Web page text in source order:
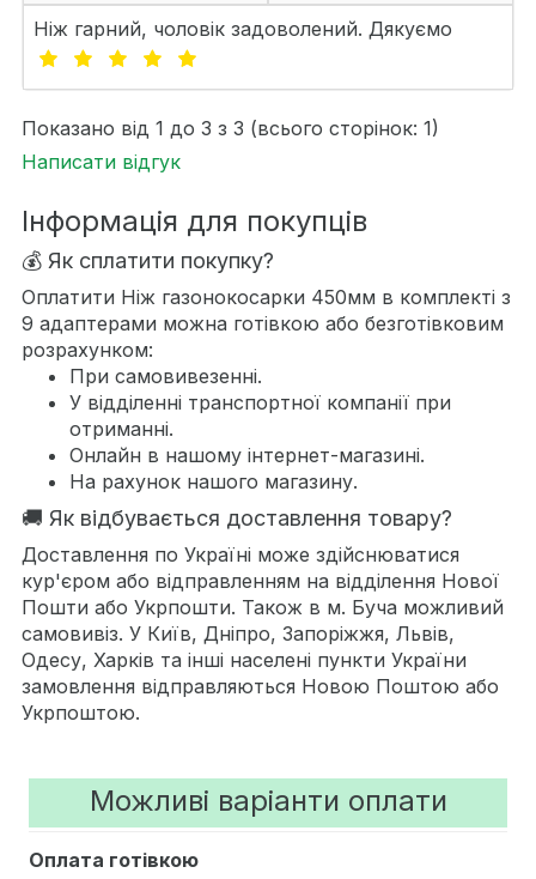
Ніж гарний, чоловік задоволений. Дякуємо
Показано від 1 до 3 з 3 (всього сторінок: 1)
Написати відгук
Інформація для покупців
💰 Як сплатити покупку?
Оплатити Ніж газонокосарки 450мм в комплекті з
9 адаптерами можна готівкою або безготівковим
розрахунком:
При самовивезенні.
У відділенні транспортної компанії при
отриманні.
Онлайн в нашому інтернет-магазині.
На рахунок нашого магазину.
🚚 Як відбувається доставлення товару?
Доставлення по Україні може здійснюватися
кур'єром або відправленням на відділення Нової
Пошти або Укрпошти. Також в м. Буча можливий
самовивіз. У Київ, Дніпро, Запоріжжя, Львів,
Одесу, Харків та інші населені пункти України
замовлення відправляються Новою Поштою або
Укрпоштою.
Можливі варіанти оплати
Оплата готівкою